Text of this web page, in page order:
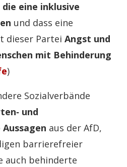
eine inklusive
und dass eine
dieser Partei Angst und
mit Behinderung
)
Sozialverbände
und
aus der AfD,
barrierefreier
auch behinderte